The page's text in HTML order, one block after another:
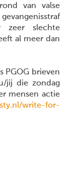
van valse
zeer slechte
al meer dan
PGOG brieven
jij die zondag
mensen actie
write-for-